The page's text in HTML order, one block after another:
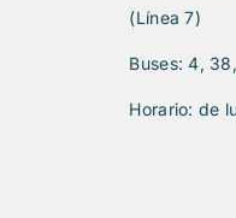
(Línea 7)
Buses: 4,
Horario: de